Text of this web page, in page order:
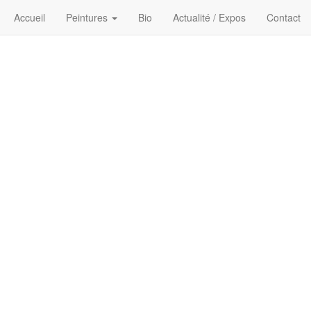
Accueil Peintures Bio Actualité / Expos Contact